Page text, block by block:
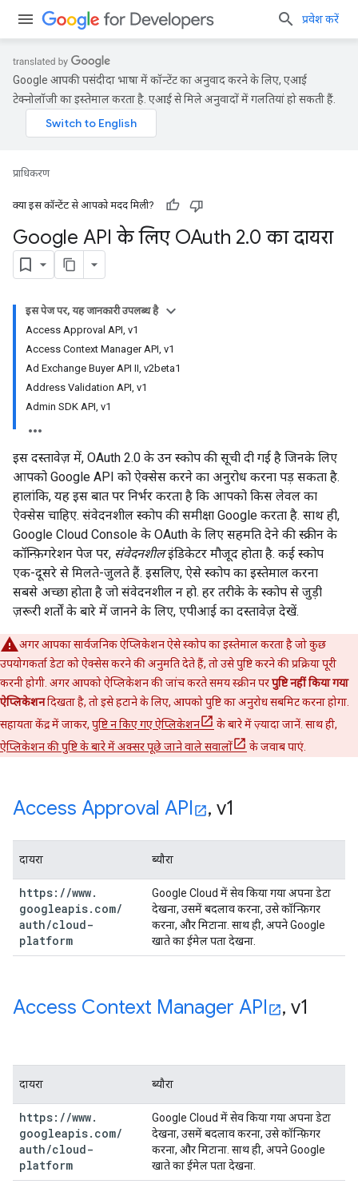
प्रवेश करें
Google आपकी पसंदीदा भाषा में कॉन्टेंट का अनुवाद करने के लिए, एआई
टेक्नोलॉजी का इस्तेमाल करता है. एआई से मिले अनुवादों में गलतियां हो सकती हैं.
प्राधिकरण
क्या इस कॉन्टेंट से आपको मदद मिली?
Google API के लिए OAuth 2.0 का दायरा
इस पेज पर, यह जानकारी उपलब्ध है
Access Approval API, v1
Access Context Manager API, v1
Ad Exchange Buyer API II, v2beta1
Address Validation API, v1
Admin SDK API, v1
इस दस्तावेज़ में, OAuth 2.0 के उन स्कोप की सूची दी गई है जिनके लिए
आपको Google API को ऐक्सेस करने का अनुरोध करना पड़ सकता है.
हालांकि, यह इस बात पर निर्भर करता है कि आपको किस लेवल का
ऐक्सेस चाहिए. संवेदनशील स्कोप की समीक्षा Google करता है. साथ ही,
Google Cloud Console के OAuth के लिए सहमति देने की स्क्रीन के
कॉन्फ़िगरेशन पेज पर, संवेदनशीलइंडिकेटर मौजूद होता है. कई स्कोप
एक-दूसरे से मिलते-जुलते हैं. इसलिए, ऐसे स्कोप का इस्तेमाल करना
सबसे अच्छा होता है जो संवेदनशील न हो. हर तरीके के स्कोप से जुड़ी
ज़रूरी शर्तों के बारे में जानने के लिए, एपीआई का दस्तावेज़ देखें.
अगर आपका सार्वजनिक ऐप्लिकेशन ऐसे स्कोप का इस्तेमाल करता है जो कुछ
उपयोगकर्ता डेटा को ऐक्सेस करने की अनुमति देते हैं, तो उसे पुष्टि करने की प्रक्रिया पूरी
करनी होगी. अगर आपको ऐप्लिकेशन की जांच करते समय स्क्रीन परपुष्टि नहीं किया गया
ऐप्लिकेशनदिखता है, तो इसे हटाने के लिए, आपको पुष्टि का अनुरोध सबमिट करना होगा.
सहायता केंद्र में जाकर, पुष्टि न किए गए ऐप्लिकेशन
के बारे में ज़्यादा जानें. साथ ही,
ऐप्लिकेशन की पुष्टि के बारे में अक्सर पूछे जाने वाले सवालों
के जवाब पाएं.
Access Approval API , v1
दायरा ब्यौरा
https: //www.
googleapis. com/
auth/cloud-
platform
Google Cloud में सेव किया गया अपना डेटा
देखना, उसमें बदलाव करना, उसे कॉन्फ़िगर
करना, और मिटाना. साथ ही, अपने Google
खाते का ईमेल पता देखना.
Access Context Manager API , v1
दायरा ब्यौरा
https: //www.
googleapis. com/
auth/cloud-
platform
Google Cloud में सेव किया गया अपना डेटा
देखना, उसमें बदलाव करना, उसे कॉन्फ़िगर
करना, और मिटाना. साथ ही, अपने Google
खाते का ईमेल पता देखना.